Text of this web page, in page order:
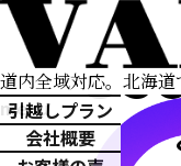
道内全域対応。 北海道
menu
引越しプラン
会社概要